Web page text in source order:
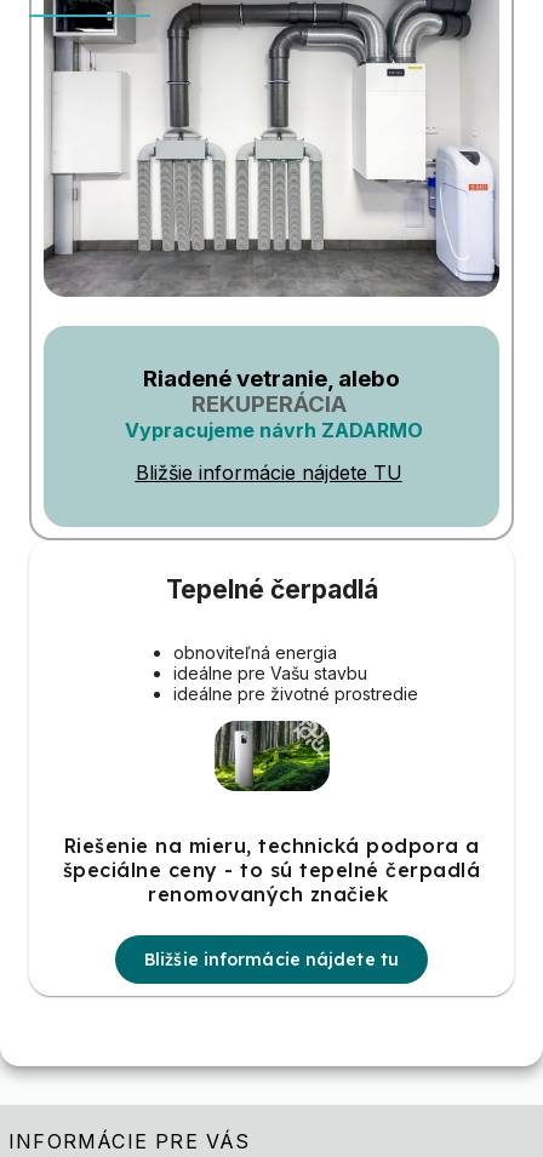
Riadené vetranie, alebo
REKUPERÁCIA
Vypracujeme návrh ZADARMO
Bližšie informácie nájdete TU
Tepelné čerpadlá
obnoviteľná energia
ideálne pre Vašu stavbu
ideálne pre životné prostredie
Riešenie na mieru, technická podpora a
špeciálne ceny - to sú tepelné čerpadlá
renomovaných značiek
Bližšie informácie nájdete tu
INFORMÁCIE PRE VÁS